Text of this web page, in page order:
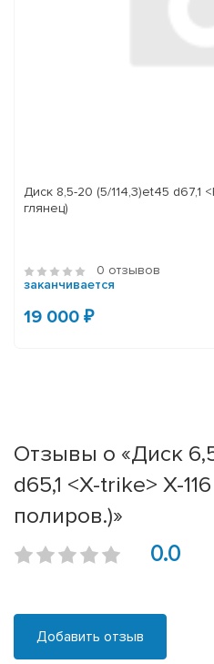
Диск 8,5-20 (5/114,3)et45 d67,1
глянец)
0 отзывов
заканчивается
19 000 ₽
Отзывы о «Диск
d65,1 <X-trike> X-
полиров.)»
0.0
Добавить отзыв